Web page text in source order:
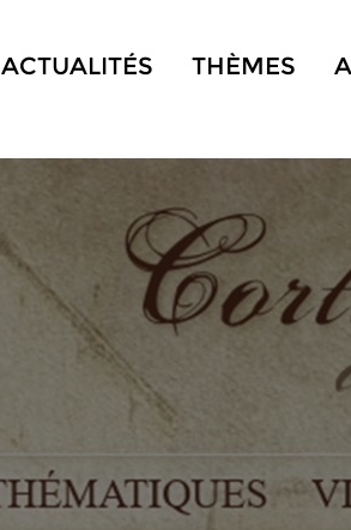
ACTUALITÉS THÈMES